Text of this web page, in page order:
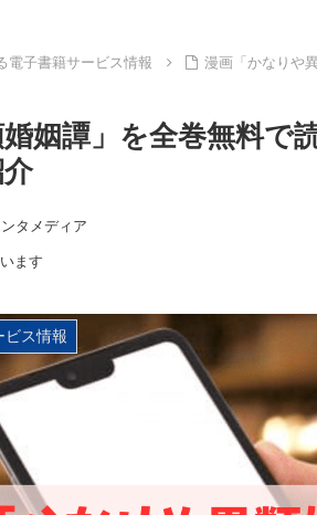
電子書籍サービス情報
漫画「かなりや
姻譚」を全巻無料で
タメディア
ます
ビス情報